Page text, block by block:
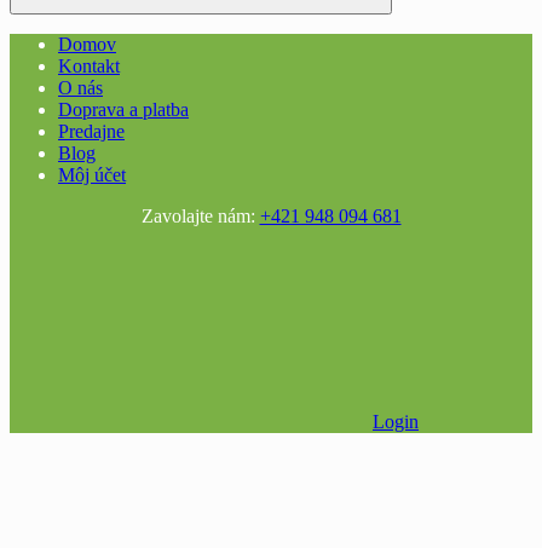
Domov
Kontakt
O nás
Doprava a platba
Predajne
Blog
Môj účet
Zavolajte nám: +421 948 094 681
Login